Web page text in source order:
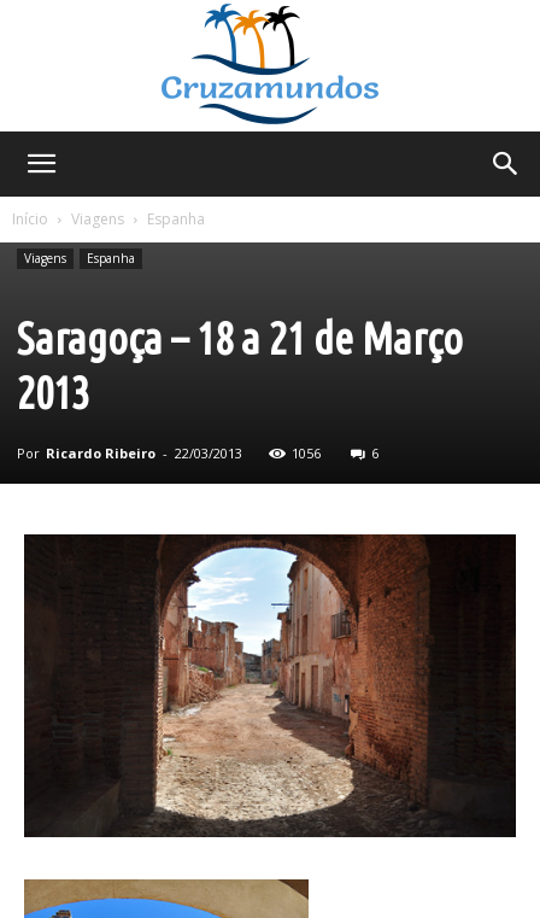
Início
Viagens Espanha
Viagens Espanha
Saragoça – 18 a 21 de Março
2013
Por Ricardo Ribeiro - 22/03/2013 1056 6